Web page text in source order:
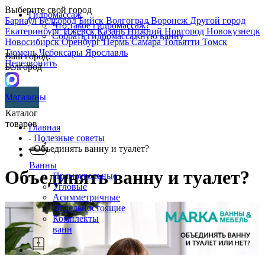
Выберите свой город
БарнаулБелгородБийск ВолгоградВоронеж Другой город
ЕкатеринбургИжевскКазаньНижний Новгород Новокузнецк
НовосибирскОренбургПермьСамараТольятти Томск
ТюменьЧебоксары Ярославль
Перезвонить
Гидромассаж
Что такое гидромассаж?
Собрать гидромассажную ванну
Ваш город:
Белгород
Магазины
Каталог
товаров
Ванны
Прямоугольные
Угловые
Асимметричные
Отдельностоящие
Комплекты
ванн
Главная
- Полезные советы
- Объединять ванну и туалет?
Объединять ванну и туалет?